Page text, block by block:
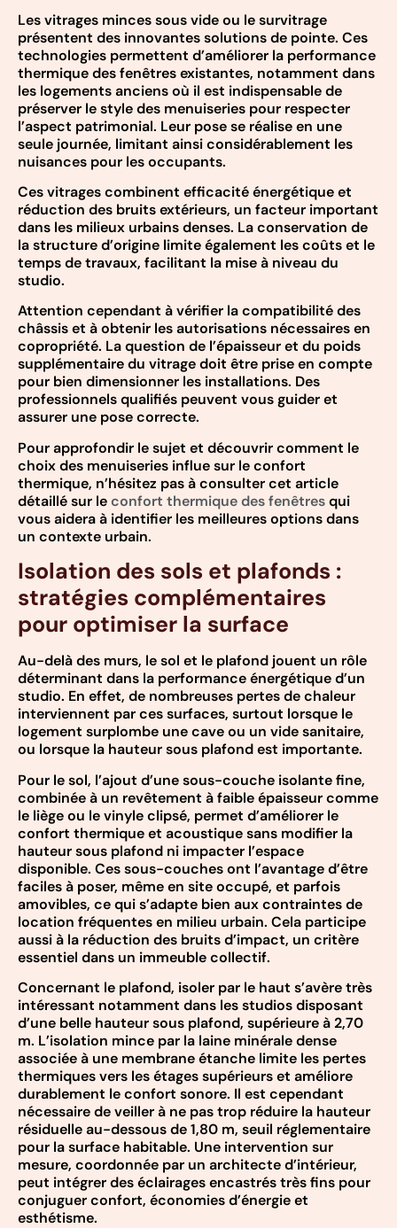
Les vitrages minces sous vide ou le survitrage
présentent des innovantes solutions de pointe. Ces
technologies permettent d’améliorer la performance
thermique des fenêtres existantes, notamment dans
les logements anciens où il est indispensable de
préserver le style des menuiseries pour respecter
l’aspect patrimonial. Leur pose se réalise en une
seule journée, limitant ainsi considérablement les
nuisances pour les occupants.
Ces vitrages combinent efficacité énergétique et
réduction des bruits extérieurs, un facteur important
dans les milieux urbains denses. La conservation de
la structure d’origine limite également les coûts et le
temps de travaux, facilitant la mise à niveau du
studio.
Attention cependant à vérifier la compatibilité des
châssis et à obtenir les autorisations nécessaires en
copropriété. La question de l’épaisseur et du poids
supplémentaire du vitrage doit être prise en compte
pour bien dimensionner les installations. Des
professionnels qualifiés peuvent vous guider et
assurer une pose correcte.
Pour approfondir le sujet et découvrir comment le
choix des menuiseries influe sur le confort
thermique, n’hésitez pas à consulter cet article
détaillé sur leconfort thermique des fenêtresqui
vous aidera à identifier les meilleures options dans
un contexte urbain.
Isolation des sols et plafonds :
stratégies complémentaires
pour optimiser la surface
Au-delà des murs, le sol et le plafond jouent un rôle
déterminant dans la performance énergétique d’un
studio. En effet, de nombreuses pertes de chaleur
interviennent par ces surfaces, surtout lorsque le
logement surplombe une cave ou un vide sanitaire,
ou lorsque la hauteur sous plafond est importante.
Pour le sol, l’ajout d’une sous-couche isolante fine,
combinée à un revêtement à faible épaisseur comme
le liège ou le vinyle clipsé, permet d’améliorer le
confort thermique et acoustique sans modifier la
hauteur sous plafond ni impacter l’espace
disponible. Ces sous-couches ont l’avantage d’être
faciles à poser, même en site occupé, et parfois
amovibles, ce qui s’adapte bien aux contraintes de
location fréquentes en milieu urbain. Cela participe
aussi à la réduction des bruits d’impact, un critère
essentiel dans un immeuble collectif.
Concernant le plafond, isoler par le haut s’avère très
intéressant notamment dans les studios disposant
d’une belle hauteur sous plafond, supérieure à 2,70
m. L’isolation mince par la laine minérale dense
associée à une membrane étanche limite les pertes
thermiques vers les étages supérieurs et améliore
durablement le confort sonore. Il est cependant
nécessaire de veiller à ne pas trop réduire la hauteur
résiduelle au-dessous de 1,80 m, seuil réglementaire
pour la surface habitable. Une intervention sur
mesure, coordonnée par un architecte d’intérieur,
peut intégrer des éclairages encastrés très fins pour
conjuguer confort, économies d’énergie et
esthétisme.